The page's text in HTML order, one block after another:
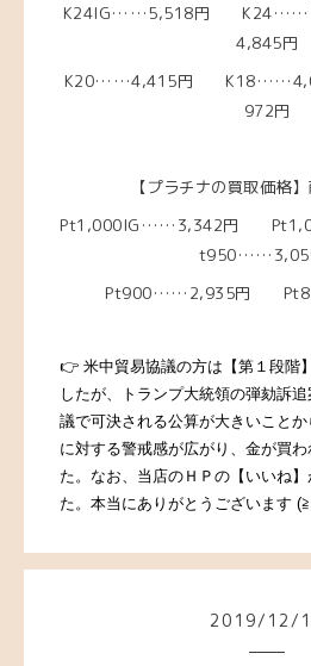
K24IG……5,518円
4,845円
K20……4,415円
972円
【プラチナの買取価格
Pt1,000IG……3,342円
Pt900……2,935円
👉 米中貿易協議の方は【第１段階
したが、トランプ大統領の弾劾訴
議で可決される公算が大きいこと
に対する警戒感が広がり、金が買
た。 なお、 当店のＨＰの【いいね
た。本当にありがとうございます
2019/ 12/